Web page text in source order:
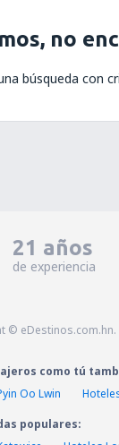
no
búsqueda con
21 años
de experiencia
©
como tú
Oo Lwin
populares: